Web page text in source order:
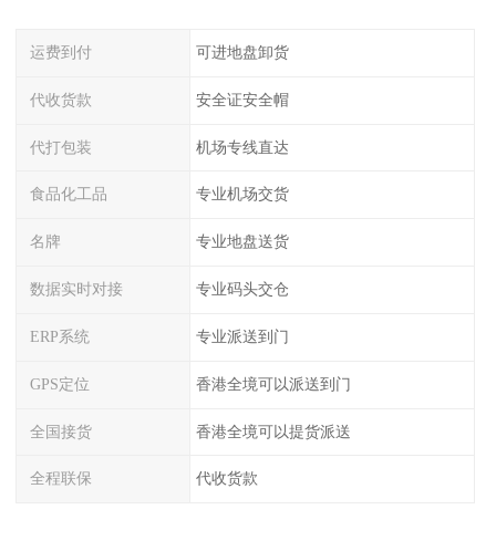
运费到付 可进地盘卸货
代收货款 安全证安全帽
代打包装 机场专线直达
食品化工品 专业机场交货
名牌 专业地盘送货
数据实时对接 专业码头交仓
ERP系统 专业派送到门
GPS定位 香港全境可以派送到门
全国接货 香港全境可以提货派送
全程联保 代收货款